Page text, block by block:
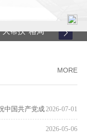
帮扶”格局
MORE
2026-07-01
中国共产党成
2026-05-06